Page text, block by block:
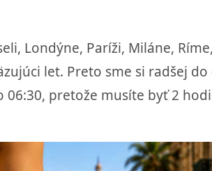
Londýne, Paríži, Miláne,
let. Preto sme si radšej
pretože musíte byť 2